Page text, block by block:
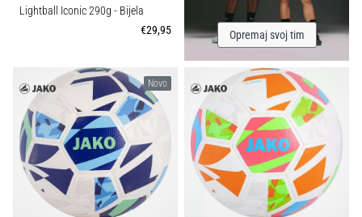
Lightball Iconic 290g - Bijela
€29,95
Opremaj svoj tim
Novo